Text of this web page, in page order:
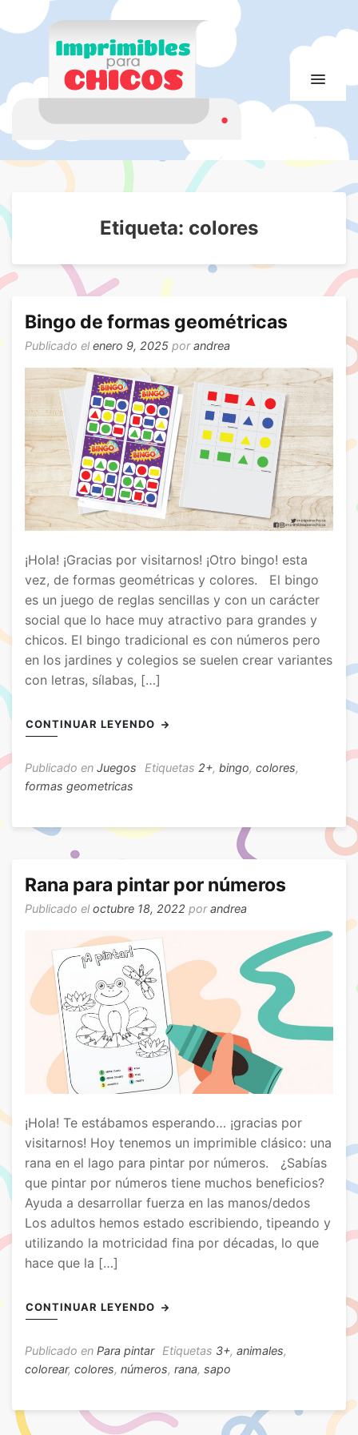
Imprimibles para
chicos
Imprimibles para chicos. Juegos. Imágenes educativas
Etiqueta: colores
Bingo de formas geométricas
Publicado elenero 9, 2025 porandrea
¡Hola! ¡Gracias por visitarnos! ¡Otro bingo! esta
vez, de formas geométricas y colores. El bingo
es un juego de reglas sencillas y con un carácter
social que lo hace muy atractivo para grandes y
chicos. El bingo tradicional es con números pero
en los jardines y colegios se suelen crear variantes
con letras, sílabas, […]
CONTINUAR LEYENDO
Publicado en Juegos Etiquetas 2+, bingo, colores,
formas geometricas
Rana para pintar por números
Publicado eloctubre 18, 2022 porandrea
¡Hola! Te estábamos esperando… ¡gracias por
visitarnos! Hoy tenemos un imprimible clásico: una
rana en el lago para pintar por números. ¿Sabías
que pintar por números tiene muchos beneficios?
Ayuda a desarrollar fuerza en las manos/dedos
Los adultos hemos estado escribiendo, tipeando y
utilizando la motricidad fina por décadas, lo que
hace que la […]
CONTINUAR LEYENDO
Publicado en Para pintar Etiquetas 3+, animales,
colorear, colores, números, rana, sapo